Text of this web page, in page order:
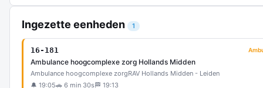
Ingezette eenheden 1
16-181
Ambulance hoogcomplexe zorg Hollands Midden
Ambulance hoogcomplexe zorgRAV Hollands Midden - Leiden
🔔 19:05🚗 6 min 30s 🏁 19:13